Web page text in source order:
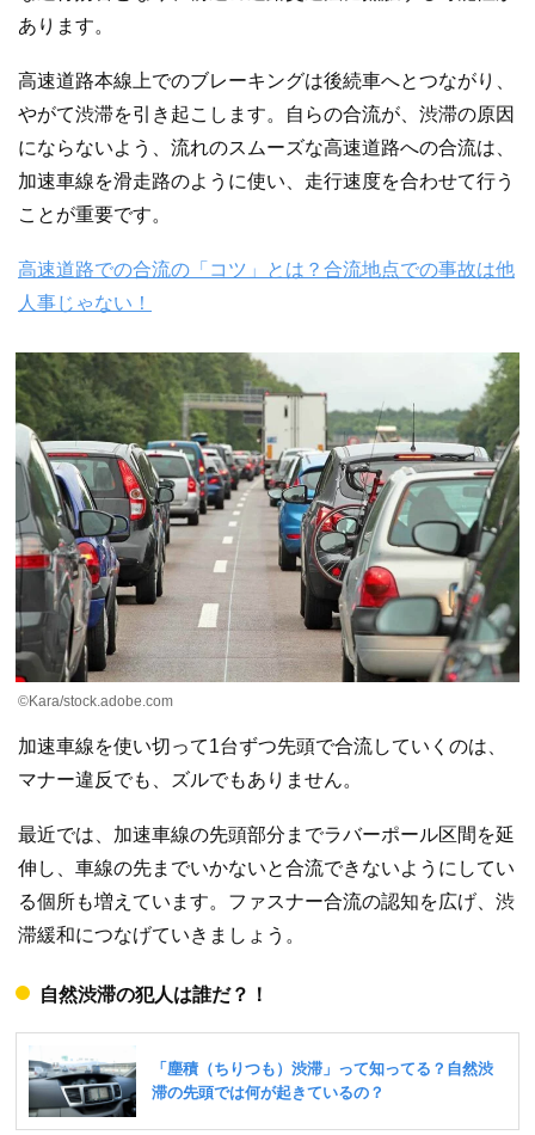
あります。
高速道路本線上でのブレーキングは後続車へとつながり、
やがて渋滞を引き起こします。自らの合流が、渋滞の原因
にならないよう、流れのスムーズな高速道路への合流は、
加速車線を滑走路のように使い、走行速度を合わせて行う
ことが重要です。
高速道路での合流の「コツ」とは？合流地点での事故は他
人事じゃない！
©︎Kara/stock.adobe.com
加速車線を使い切って1台ずつ先頭で合流していくのは、
マナー違反でも、ズルでもありません。
最近では、加速車線の先頭部分までラバーポール区間を延
伸し、車線の先までいかないと合流できないようにしてい
る個所も増えています。ファスナー合流の認知を広げ、渋
滞緩和につなげていきましょう。
自然渋滞の犯人は誰だ？！